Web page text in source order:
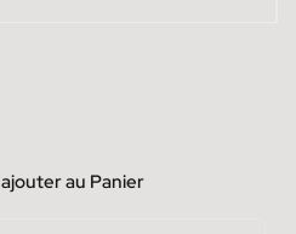
ajouter au Panier